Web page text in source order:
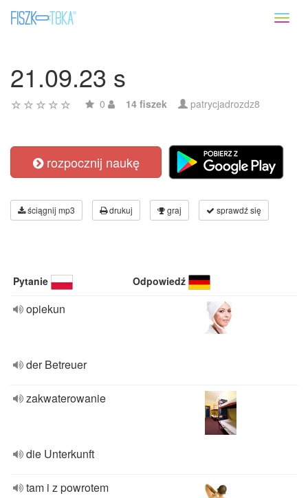
21.09.23 s
0 14 fiszek patrycjadrozdz8
rozpocznij naukę
ściągnij mp3 drukuj graj sprawdź się
Pytanie Odpowiedź
opiekun
der Betreuer
zakwaterowanie
die Unterkunft
tam i z powrotem